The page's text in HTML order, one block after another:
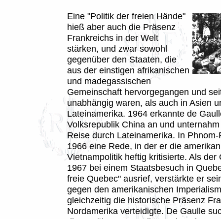
Eine "Politik der freien Hände"
hieß aber auch die Präsenz
Frankreichs in der Welt
stärken, und zwar sowohl
gegenüber den Staaten, die
aus der einstigen afrikanischen
und madegassischen
Gemeinschaft hervorgegangen und
unabhängig waren, als auch in Asien
Lateinamerika. 1964 erkannte de
Volksrepublik China an und
Reise durch Lateinamerika. In
1966 eine Rede, in der er die
Vietnampolitik heftig kritisierte. Als der
1967 bei einem Staatsbesuch in
freie Quebec" ausrief, verstärkte er
gegen den amerikanischen
gleichzeitig die historische Präsenz
Nordamerika verteidigte. De Gaulle